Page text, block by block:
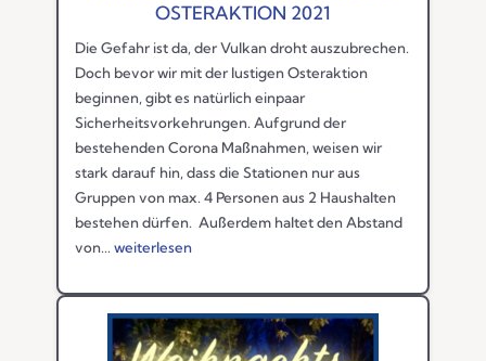
OSTERAKTION 2021
Die Gefahr ist da, der Vulkan droht auszubrechen.
Doch bevor wir mit der lustigen Osteraktion
beginnen, gibt es natürlich einpaar
Sicherheitsvorkehrungen. Aufgrund der
bestehenden Corona Maßnahmen, weisen wir
stark darauf hin, dass die Stationen nur aus
Gruppen von max. 4 Personen aus 2 Haushalten
bestehen dürfen. Außerdem haltet den Abstand
von... weiterlesen